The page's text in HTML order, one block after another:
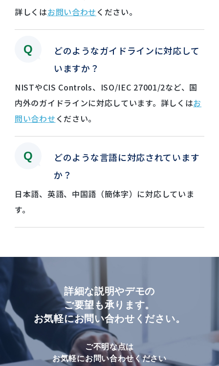
詳しくはお問い合わせ ください。
どのようなガイドラインに対応して
いますか？
NISTやCIS Controls、ISO/IEC 27001/2など、国
内外のガイドラインに対応しています。詳しくはお
問い合わせ ください。
どのような言語に対応されています
か？
日本語、英語、中国語（簡体字）に対応していま
す。
詳細な説明やデモの
ご要望も承ります。
お気軽にお問い合わせください。
ご不明な点は
お気軽にお問い合わせください